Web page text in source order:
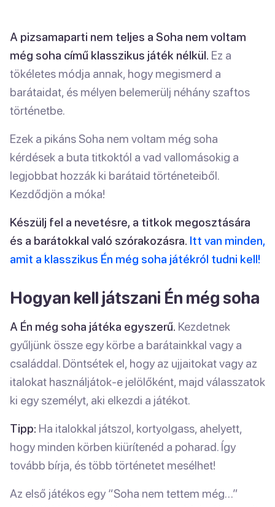
A pizsamaparti nem teljes a Soha nem voltam
még soha című klasszikus játék nélkül. Ez a
tökéletes módja annak, hogy megismerd a
barátaidat, és mélyen belemerülj néhány szaftos
történetbe.
Ezek a pikáns Soha nem voltam még soha
kérdések a buta titkoktól a vad vallomásokig a
legjobbat hozzák ki barátaid történeteiből.
Kezdődjön a móka!
Készülj fel a nevetésre, a titkok megosztására
és a barátokkal való szórakozásra. Itt van minden,
amit a klasszikus Én még soha játékról tudni kell!
Hogyan kell játszani Én még soha
A Én még soha játéka egyszerű. Kezdetnek
gyűljünk össze egy körbe a barátainkkal vagy a
családdal. Döntsétek el, hogy az ujjaitokat vagy az
italokat használjátok-e jelölőként, majd válasszatok
ki egy személyt, aki elkezdi a játékot.
Tipp: Ha italokkal játszol, kortyolgass, ahelyett,
hogy minden körben kiürítenéd a poharad. Így
tovább bírja, és több történetet mesélhet!
Az első játékos egy “Soha nem tettem még…”